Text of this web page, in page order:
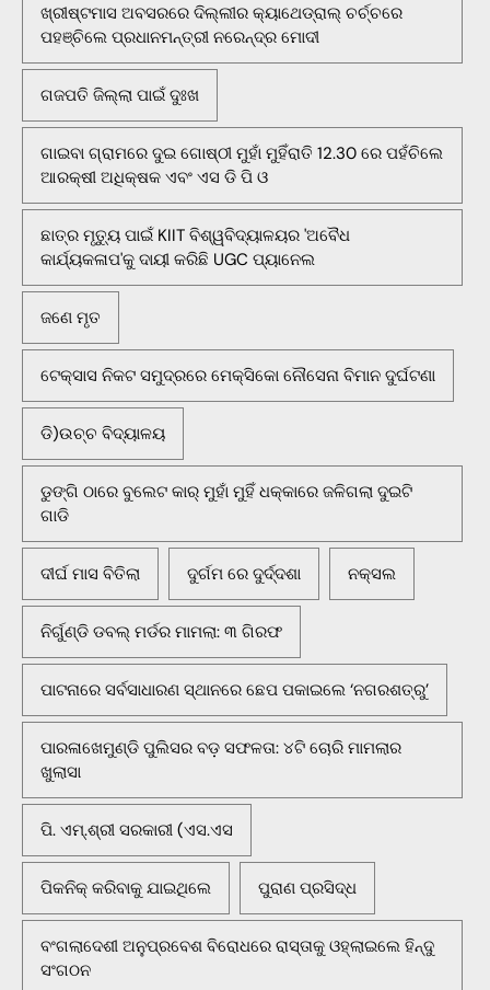
ଖ୍ରୀଷ୍ଟମାସ ଅବସରରେ ଦିଲ୍ଲୀର କ୍ୟାଥେଡ୍ରାଲ୍ ଚର୍ଚ୍ଚରେ
ପହଞ୍ଚିଲେ ପ୍ରଧାନମନ୍ତ୍ରୀ ନରେନ୍ଦ୍ର ମୋଦୀ
ଗଜପତି ଜିଲ୍ଲା ପାଇଁ ଦୁଃଖ
ଗାଇବା ଗ୍ରାମରେ ଦୁଇ ଗୋଷ୍ଠୀ ମୁହାଁ ମୁହିଁରାତି 12.30 ରେ ପହଁଚିଲେ
ଆରକ୍ଷୀ ଅଧିକ୍ଷକ ଏବଂ ଏସ ଡି ପି ଓ
ଛାତ୍ର ମୃତ୍ୟୁ ପାଇଁ KIIT ବିଶ୍ୱବିଦ୍ୟାଳୟର 'ଅବୈଧ
କାର୍ଯ୍ୟକଳାପ'କୁ ଦାୟୀ କରିଛି UGC ପ୍ୟାନେଲ
ଜଣେ ମୃତ
ଟେକ୍ସାସ ନିକଟ ସମୁଦ୍ରରେ ମେକ୍ସିକୋ ନୌସେନା ବିମାନ ଦୁର୍ଘଟଣା
ଡି)ଉଚ୍ଚ ବିଦ୍ୟାଳୟ
ଡୁଙ୍ଗି ଠାରେ ବୁଲେଟ କାର୍ ମୁହାଁ ମୁହିଁ ଧକ୍କାରେ ଜଳିଗଲା ଦୁଇଟି
ଗାଡି
ଦୀର୍ଘ ମାସ ବିତିଲା ଦୁର୍ଗମ ରେ ଦୁର୍ଦ୍ଦଶା ନକ୍ସଲ
ନିର୍ଗୁଣ୍ଡି ଡବଲ୍ ମର୍ଡର ମାମଲା: ୩ ଗିରଫ
ପାଟନାରେ ସର୍ବସାଧାରଣ ସ୍ଥାନରେ ଛେପ ପକାଇଲେ ‘ନଗରଶତ୍ରୁ’
ପାରଳାଖେମୁଣ୍ଡି ପୁଲିସର ବଡ଼ ସଫଳତା: ୪ଟି ଚୋରି ମାମଲାର
ଖୁଲାସା
ପି. ଏମ୍.ଶ୍ରୀ ସରକାରୀ (ଏସ.ଏସ
ପିକନିକ୍‌ କରିବାକୁ ଯାଇଥିଲେ ପୁରାଣ ପ୍ରସିଦ୍ଧ
ବଂଗଲାଦେଶୀ ଅନୁପ୍ରବେଶ ବିରୋଧରେ ରାସ୍ତାକୁ ଓହ୍ଲାଇଲେ ହିନ୍ଦୁ
ସଂଗଠନ